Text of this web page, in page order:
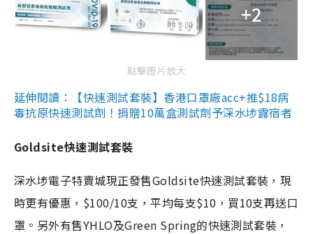
+2
點擊圖片放大
延伸閱讀：【快速測試套裝】香港口罩廠acc+推$18病
毒抗原快速測試劑！捐贈10萬盒測試劑予深水埗露宿者
Goldsite快速測試套裝
深水埗電子特賣城現正發售Goldsite快速測試套裝，現
時更有優惠，$100/10支，平均每支$10，買10支再送口
罩。另外有售YHLO及Green Spring的快速測試套裝，